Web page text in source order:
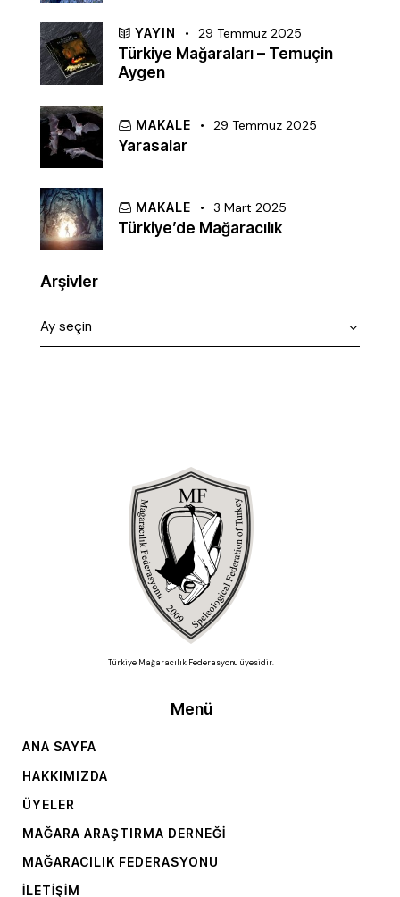
YAYIN 29 Temmuz 2025
Türkiye Mağaraları – Temuçin
Aygen
MAKALE 29 Temmuz 2025
Yarasalar
MAKALE 3 Mart 2025
Türkiye’de Mağaracılık
Arşivler
Türkiye Mağaracılık Federasyonu üyesidir.
Menü
ANA SAYFA
HAKKIMIZDA
ÜYELER
MAĞARA ARAŞTIRMA DERNEĞI
MAĞARACILIK FEDERASYONU
İLETIŞIM